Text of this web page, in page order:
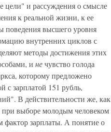
цели" и рассуж­дения о смысле
к реальной жизни, к ее
поведения выс­шего уровня
внутренних циклов с
методы до­стижения этих
и нечувство голода
которо­му предложено
с зарплатой 151 рубль,
В действительности же, как
при выборе молодым человеком
зарплаты. А понятие о